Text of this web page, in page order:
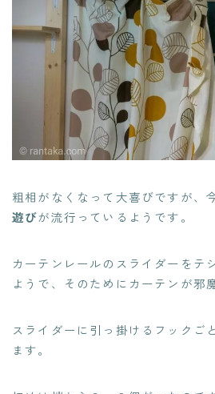
粗相がなくなって大喜びですが、
遊びが流行っているようです。
カーテンレールのスライダーをテ
ようで、そのためにカーテンが邪
スライダーに引っ掛けるフックご
ます。